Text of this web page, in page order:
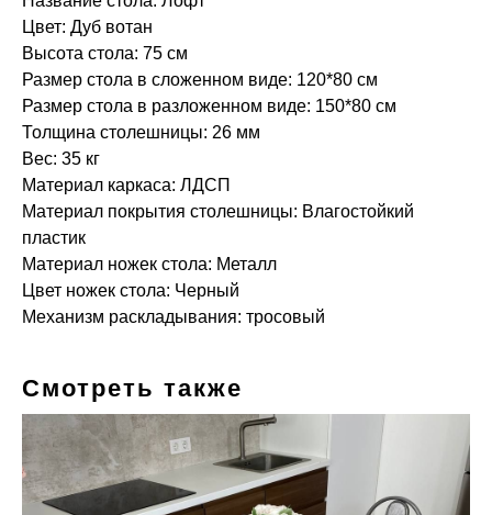
Цвет: Дуб вотан
Высота стола: 75 см
Размер стола в сложенном виде: 120*80 см
Размер стола в разложенном виде: 150*80 см
Толщина столешницы: 26 мм
Вес: 35 кг
Материал каркаса: ЛДСП
Материал покрытия столешницы: Влагостойкий
пластик
Материал ножек стола: Металл
Цвет ножек стола: Черный
Механизм раскладывания: тросовый
Смотреть также